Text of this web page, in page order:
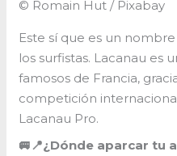
© Romain Hut / Pixabay
Este sí que es un
los surfistas. Lacanau es
famosos de Francia,
competición
Lacanau Pro.
🚐📍¿Dónde aparcar tu